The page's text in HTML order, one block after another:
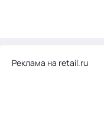
Реклама на retail.ru